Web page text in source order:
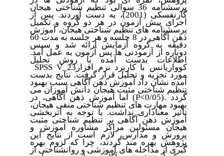
پرسشنامه 36 سوالی تنظیم شناختی هیجان
گارنفسکی (2001)، به دست آوردند. پس از
اجرای پیش آزمون در هر دو گروه و تکمیل
پرسشنامه های تنظیم شناختی هیجان، آموزش
ذهن آگاهی در 8 جلسه و هر جلسه به مدت 60
دقیقه به گروه آزمایش ارائه شد و سپس
دوباره از آزمودنی ها پس آزمون به عمل آمد.
اطلاعات بدست آمده با روش تحلیل
کوواریانس با کاربرد نرم افزار SPSS V_23
مورد تجزیه و تحلیل قرار گرفت. نتایج بدست
آمده نشان داد آموزش ذهن آگاهی سبب بهبود
تنظیم شناختی مثبت هیجان دانش آموزان می
گردد(P<0/05).اما آموزش ذهن آگاهی، در
بهبود مهارت های تنظیم شناختی منفی هیجان،
تاثیر معناداری نداشت. با توجه به اثربخشی
آموزش ذهن آگاهی بر تنظیم شناختی مثبت
هیجان مسئولین مراکز مشاوره آموزش و
پرورش و مدارس، لازم است از نتایج این
پژوهش بهره مند گردند، چرا که لزوم بهره
گیری از مداخله های آموزشی و روانشناختی از